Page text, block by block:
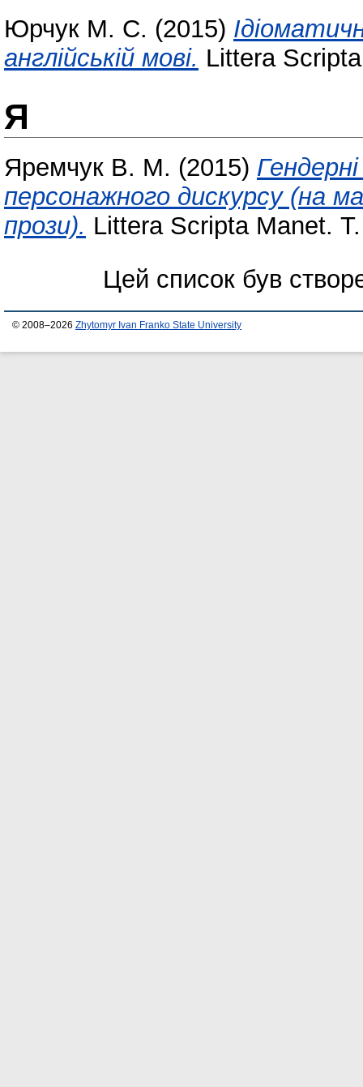
Юрчук М. С. (2015)
англійській мові. Littera
Я
Яремчук В. М. (2015)
персонажного дискурсу (на
прози). Littera Scripta Manet.
Цей список був
© 2008–2026 Zhytomyr Ivan Franko State University